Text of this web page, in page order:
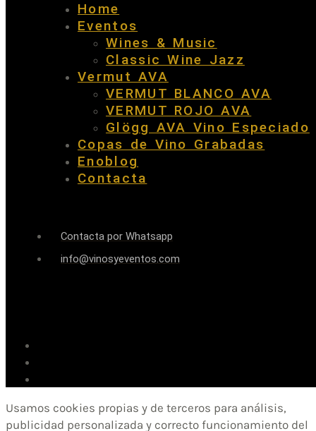
Home
Eventos
Wines & Music
Classic Wine Jazz
Vermut AVA
VERMUT BLANCO AVA
VERMUT ROJO AVA
Glögg AVA Vino Especiado
Copas de Vino Grabadas
Enoblog
Contacta
Contacta por Whatsapp
info@vinosyeventos.com
Usamos cookies propias y de terceros para análisis,
publicidad personalizada y correcto funcionamiento del